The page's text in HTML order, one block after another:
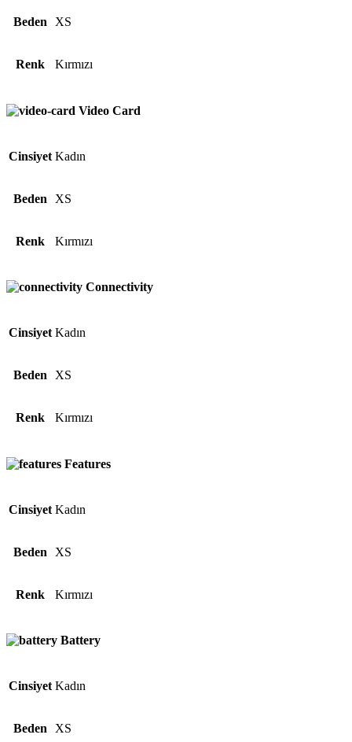
Beden XS
Renk Kırmızı
Video Card
Cinsiyet Kadın
Beden XS
Renk Kırmızı
Connectivity
Cinsiyet Kadın
Beden XS
Renk Kırmızı
Features
Cinsiyet Kadın
Beden XS
Renk Kırmızı
Battery
Cinsiyet Kadın
Beden XS